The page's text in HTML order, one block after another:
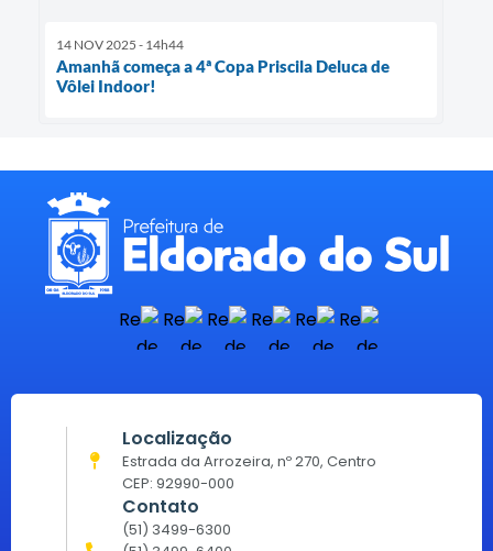
14 NOV 2025 - 14h44
Amanhã começa a 4ª Copa Priscila Deluca de
Vôlei Indoor!
Localização
Estrada da Arrozeira, nº 270, Centro
CEP: 92990-000
Contato
(51) 3499-6300